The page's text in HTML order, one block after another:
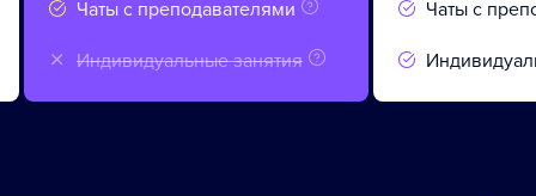
Чаты с преподавателями
Индивидуальные занятия
Чаты с